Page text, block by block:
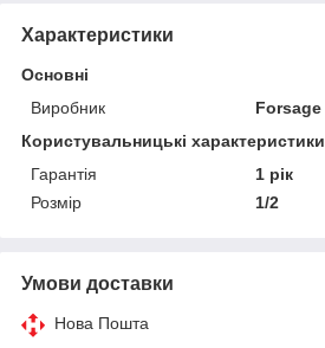
Характеристики
Основні
Виробник
Forsage
Користувальницькі характеристики
Гарантія
1 рік
Розмір
1/2
Умови доставки
Нова Пошта